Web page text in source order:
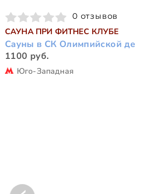
0 отзывов
САУНА ПРИ ФИТНЕС КЛУБЕ
Сауны в СК Олимпийской де
1100 руб.
Юго-Западная